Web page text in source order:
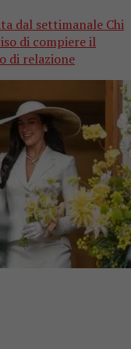
dal settimanale Chi
di compiere il
di relazione